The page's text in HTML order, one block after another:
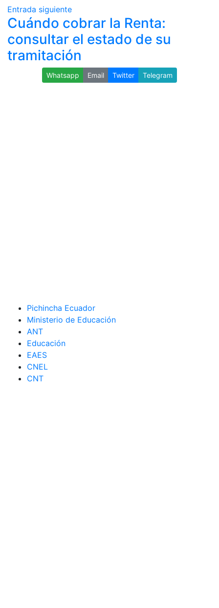
Entrada siguiente
Cuándo cobrar la Renta:
consultar el estado de su
tramitación
Whatsapp Email Twitter Telegram
Pichincha Ecuador
Ministerio de Educación
ANT
Educación
EAES
CNEL
CNT